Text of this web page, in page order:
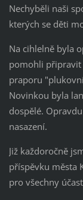
Nechyběli naši
kterých se děti
Na cihlelně byla
pomohli připravit
praporu
Novinkou byla
dospělé.
nasazení.
Již každoročně
příspěvku města
pro všechny